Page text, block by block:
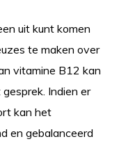
uit kunt komen
te maken over
vitamine B12 kan
Indien er
kan het
en gebalanceerd